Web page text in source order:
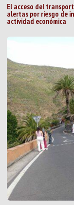
El acceso del
alertas por riesgo de
actividad económica